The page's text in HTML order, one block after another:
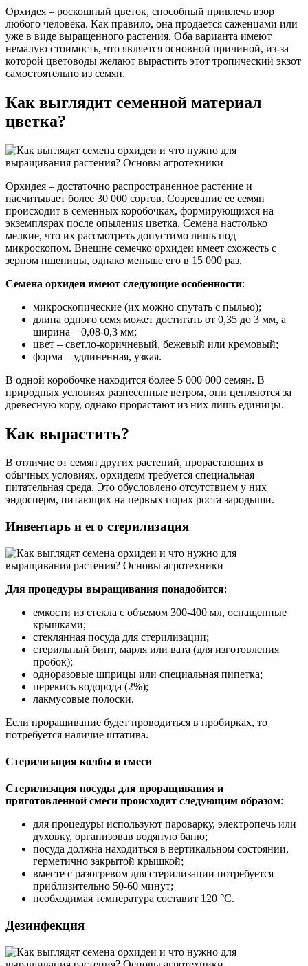
Орхидея – роскошный цветок, способный привлечь взор
любого человека. Как правило, она продается саженцами или
уже в виде выращенного растения. Оба варианта имеют
немалую стоимость, что является основной причиной, из-за
которой цветоводы желают вырастить этот тропический экзот
самостоятельно из семян.
Как выглядит семенной материал
цветка?
Орхидея – достаточно распространенное растение и
насчитывает более 30 000 сортов. Созревание ее семян
происходит в семенных коробочках, формирующихся на
экземплярах после опыления цветка. Семена настолько
мелкие, что их рассмотреть допустимо лишь под
микроскопом. Внешне семечко орхидеи имеет схожесть с
зерном пшеницы, однако меньше его в 15 000 раз.
Семена орхидеи имеют следующие особенности:
микроскопические (их можно спутать с пылью);
длина одного семя может достигать от 0,35 до 3 мм, а
ширина – 0,08-0,3 мм;
цвет – светло-коричневый, бежевый или кремовый;
форма – удлиненная, узкая.
В одной коробочке находится более 5 000 000 семян. В
природных условиях разнесенные ветром, они цепляются за
древесную кору, однако прорастают из них лишь единицы.
Как вырастить?
В отличие от семян других растений, прорастающих в
обычных условиях, орхидеям требуется специальная
питательная среда. Это обусловлено отсутствием у них
эндосперм, питающих на первых порах роста зародыши.
Инвентарь и его стерилизация
Для процедуры выращивания понадобится:
емкости из стекла с объемом 300-400 мл, оснащенные
крышками;
стеклянная посуда для стерилизации;
стерильный бинт, марля или вата (для изготовления
пробок);
одноразовые шприцы или специальная пипетка;
перекись водорода (2%);
лакмусовые полоски.
Если проращивание будет проводиться в пробирках, то
потребуется наличие штатива.
Стерилизация колбы и смеси
Стерилизация посуды для проращивания и
приготовленной смеси происходит следующим образом:
для процедуры используют пароварку, электропечь или
духовку, организовав водяную баню;
посуда должна находиться в вертикальном состоянии,
герметично закрытой крышкой;
вместе с разогревом для стерилизации потребуется
приблизительно 50-60 минут;
необходимая температура составит 120 °С.
Дезинфекция